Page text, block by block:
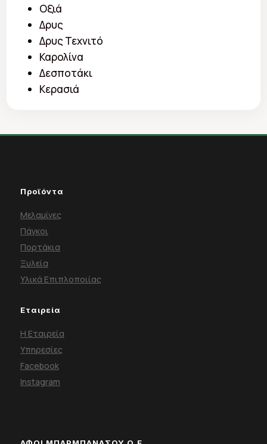
Οξιά
Δρυς
Δρυς Τεχνιτό
Καρολίνα
Δεσποτάκι
Κερασιά
Προϊόντα
Μελαμίνες
Πάγκοι
Πορτάκια
Ξυλεία
Υλικά Επιπλοποιίας
Εταιρεία
Η Εταιρεία
Υπηρεσίες
Facebook
Instagram